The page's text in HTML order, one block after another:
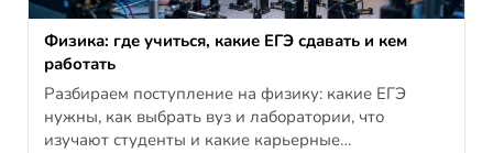
Физика: где учиться, какие ЕГЭ сдавать и кем
работать
Разбираем поступление на физику: какие ЕГЭ
нужны, как выбрать вуз и лаборатории, что
изучают студенты и какие карьерные…